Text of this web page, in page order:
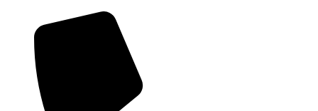
indhold